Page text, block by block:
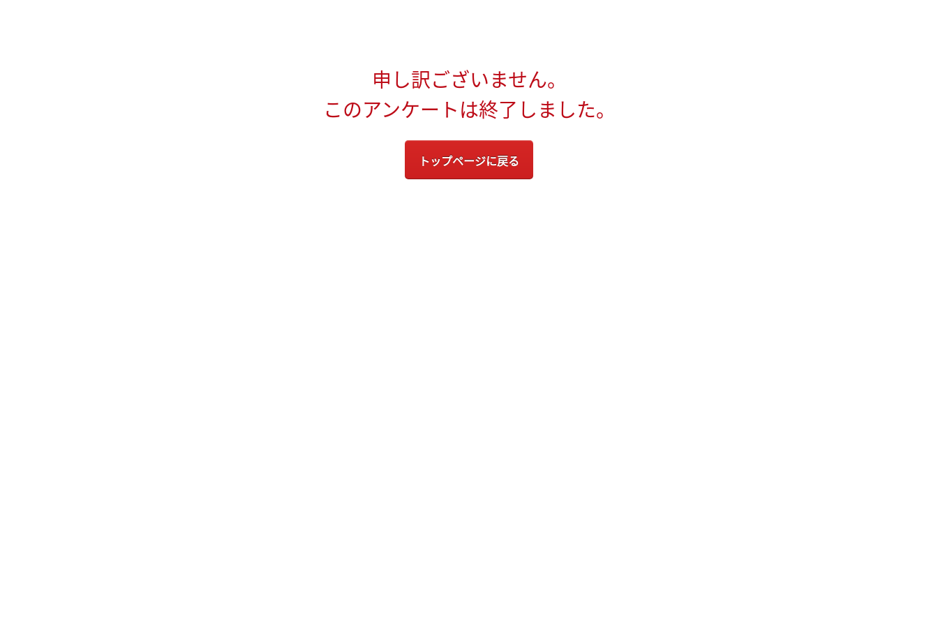
申し訳ございません。
このアンケートは終了しました。
トップページに戻る